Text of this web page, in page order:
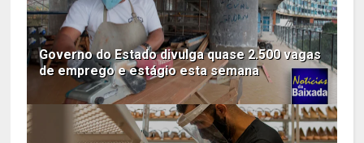
Governo do Estado divulga quase 2.500 vagas
de emprego e estágio esta semana